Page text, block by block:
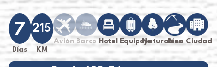
7
Días
215
KM
Avión Barco Hotel EquipajeNaturaleza
Ríos Ciudad